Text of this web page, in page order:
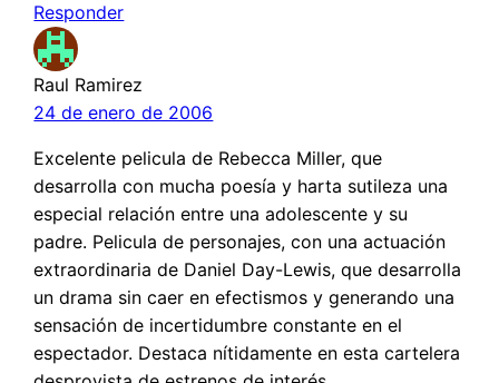
Responder
Raul Ramirez
24 de enero de 2006
Excelente pelicula de Rebecca Miller, que
desarrolla con mucha poesía y harta sutileza una
especial relación entre una adolescente y su
padre. Pelicula de personajes, con una actuación
extraordinaria de Daniel Day-Lewis, que desarrolla
un drama sin caer en efectismos y generando una
sensación de incertidumbre constante en el
espectador. Destaca nítidamente en esta cartelera